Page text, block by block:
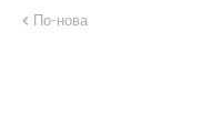
По-нова